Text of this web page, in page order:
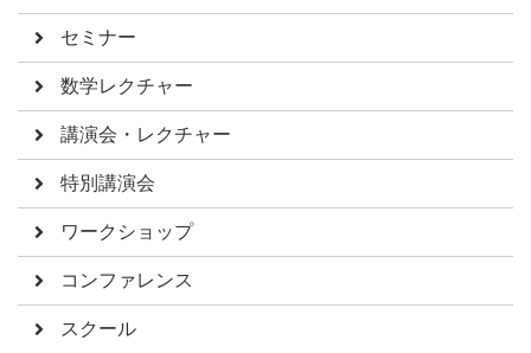
セミナー
数学レクチャー
講演会・レクチャー
特別講演会
ワークショップ
コンファレンス
スクール